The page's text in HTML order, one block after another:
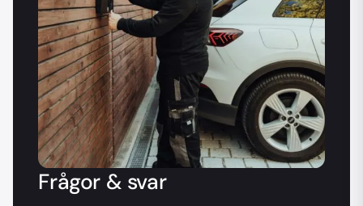
Frågor & svar